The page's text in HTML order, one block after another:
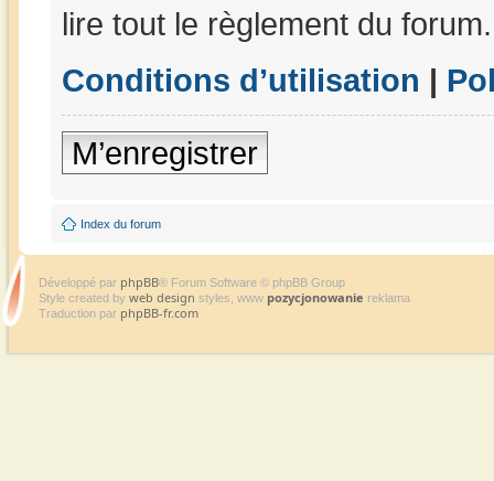
lire tout le règlement du forum.
Conditions d’utilisation |
M’enregistrer
Index du forum
Développé par phpBB® Forum Software © phpBB Group
Style created by web design styles, www pozycjonowanie reklama
Traduction par phpBB-fr.com